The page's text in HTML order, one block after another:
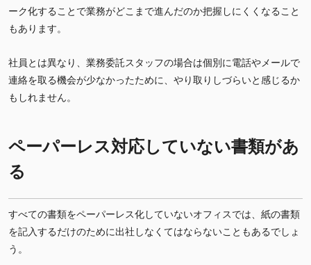
ーク化することで業務がどこまで進んだのか把握しにくくなること
もあります。
社員とは異なり、業務委託スタッフの場合は個別に電話やメールで
連絡を取る機会が少なかったために、やり取りしづらいと感じるか
もしれません。
ペーパーレス対応していない書類があ
る
すべての書類をペーパーレス化していないオフィスでは、紙の書類
を記入するだけのために出社しなくてはならないこともあるでしょ
う。